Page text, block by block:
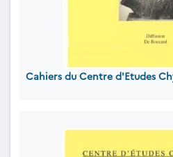
Cahiers du Centre d'Etudes